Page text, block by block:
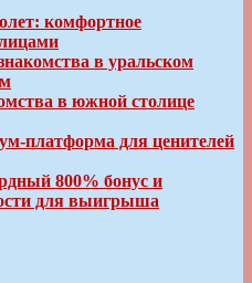
комфортное
в уральском
в южной столице
платформа для ценителей
800% бонус и
для выигрыша